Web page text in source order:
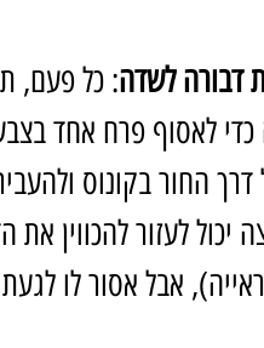
דבורה לשדה: כל פעם,
לאסוף פרח אחד
החור בקונוס
יכול לעזור להכווין
אבל אסור לו